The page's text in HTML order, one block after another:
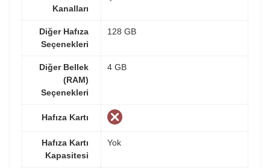
Kanalları
Diğer Hafıza
Seçenekleri
128 GB
Diğer Bellek
(RAM)
Seçenekleri
4 GB
Hafıza Kartı
Hafıza Kartı
Kapasitesi
Yok